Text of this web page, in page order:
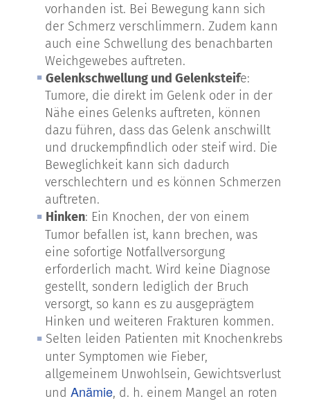
vorhanden ist. Bei Bewegung kann sich
der Schmerz verschlimmern. Zudem kann
auch eine Schwellung des benachbarten
Weichgewebes auftreten.
Gelenkschwellung und Gelenksteife:
Tumore, die direkt im Gelenk oder in der
Nähe eines Gelenks auftreten, können
dazu führen, dass das Gelenk anschwillt
und druckempfindlich oder steif wird. Die
Beweglichkeit kann sich dadurch
verschlechtern und es können Schmerzen
auftreten.
Hinken: Ein Knochen, der von einem
Tumor befallen ist, kann brechen, was
eine sofortige Notfallversorgung
erforderlich macht. Wird keine Diagnose
gestellt, sondern lediglich der Bruch
versorgt, so kann es zu ausgeprägtem
Hinken und weiteren Frakturen kommen.
Selten leiden Patienten mit Knochenkrebs
unter Symptomen wie Fieber,
allgemeinem Unwohlsein, Gewichtsverlust
und Anämie, d. h. einem Mangel an roten